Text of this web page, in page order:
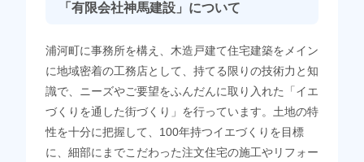
「有限会社神馬建設」について
浦河町に事務所を構え、木造戸建て住宅建築をメイン
に地域密着の工務店として、持てる限りの技術力と知
識で、ニーズやご要望をふんだんに取り入れた「イエ
づくりを通した街づくり」を行っています。土地の特
性を十分に把握して、100年持つイエづくりを目標
に、細部にまでこだわった注文住宅の施工やリフォー